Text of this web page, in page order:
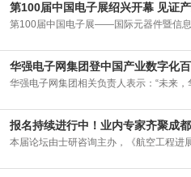
第100届中国电子展绍兴开幕 见证
第100届中国电子展——国际元器件暨信
华强电子网集团登中国产业数字化
华强电子网集团相关负责人表示：“未来
报名持续进行中！业内专家齐聚成
本届论坛由士研咨询主办，《航空工程进